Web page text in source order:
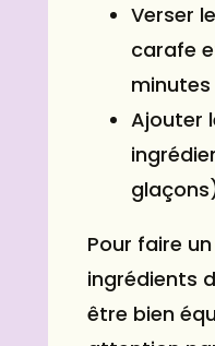
Verser
carafe
Ajouter
Pour faire
ingrédients
être bien